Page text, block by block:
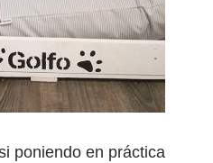
poniendo en práctica